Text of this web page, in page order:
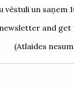
Ziedi
€20,50